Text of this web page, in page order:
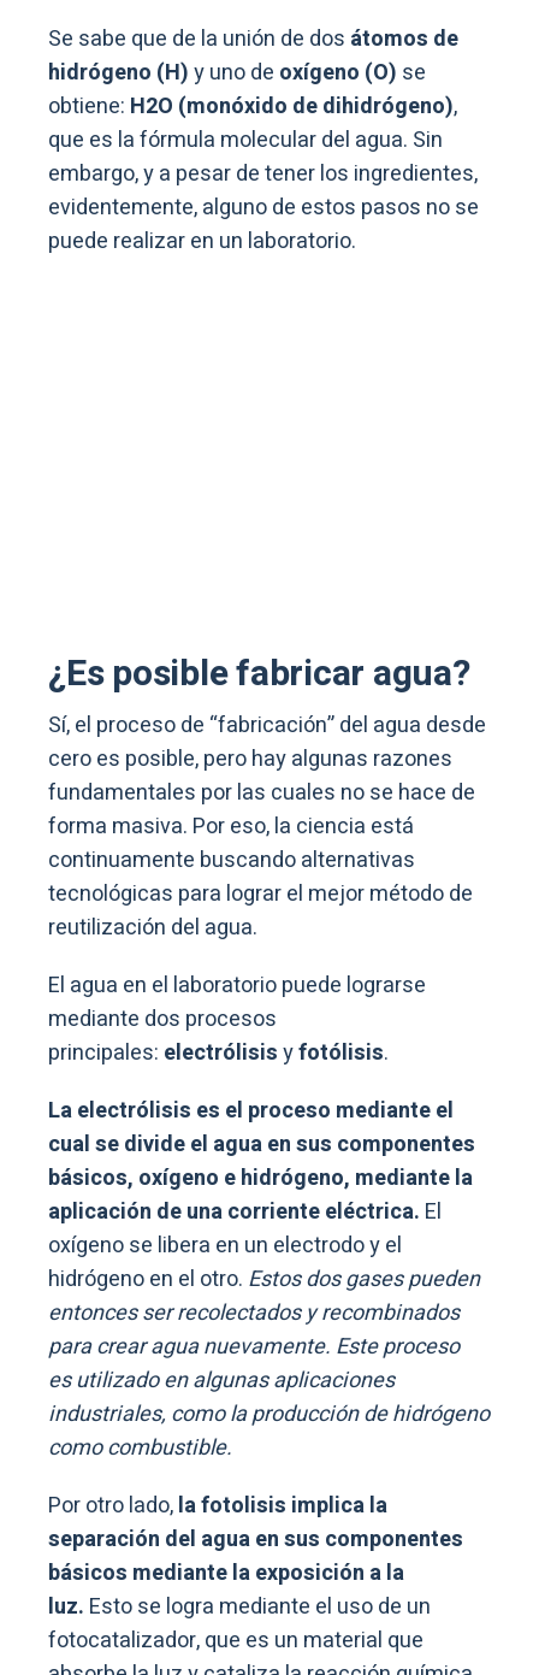
Se sabe que de la unión de dos átomos de
hidrógeno (H)y uno de oxígeno (O) se
obtiene: H2O (monóxido de dihidrógeno),
que es la fórmula molecular del agua. Sin
embargo, y a pesar de tener los ingredientes,
evidentemente, alguno de estos pasos no se
puede realizar en un laboratorio.
¿Es posible fabricar agua?
Sí, el proceso de “fabricación” del agua desde
cero es posible, pero hay algunas razones
fundamentales por las cuales no se hace de
forma masiva. Por eso, la ciencia está
continuamente buscando alternativas
tecnológicas para lograr el mejor método de
reutilización del agua.
El agua en el laboratorio puede lograrse
mediante dos procesos
principales: electrólisisyfotólisis.
La electrólisis es el proceso mediante el
cual se divide el agua en sus componentes
básicos, oxígeno e hidrógeno, mediante la
aplicación de una corriente eléctrica. El
oxígeno se libera en un electrodo y el
hidrógeno en el otro. Estos dos gases pueden
entonces ser recolectados y recombinados
para crear agua nuevamente. Este proceso
es utilizado en algunas aplicaciones
industriales, como la producción de hidrógeno
como combustible.
Por otro lado,la fotolisis implica la
separación del agua en sus componentes
básicos mediante la exposición a la
luz. Esto se logra mediante el uso de un
fotocatalizador, que es un material que